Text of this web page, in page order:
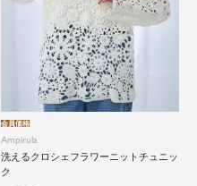
Ampirula
洗えるクロシェフラワーニットチュニッ
ク
会員価格